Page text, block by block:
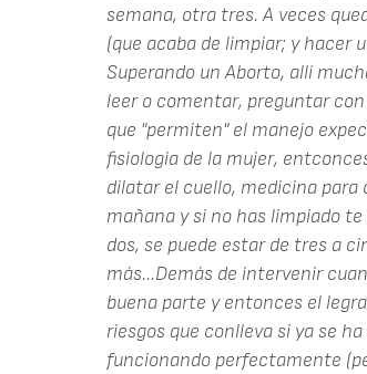
semana, otra tres. A veces
(que acaba de limpiar; y hacer
Superando un Aborto, allí
leer o comentar, preguntar
que "permiten" el manejo
fisiologia de la mujer,
dilatar el cuello, medicina
mañana y si no has limpiado
dos, se puede estar de tres a
más...Demás de intervenir
buena parte y entonces el
riesgos que conlleva si ya se
funcionando perfectamente